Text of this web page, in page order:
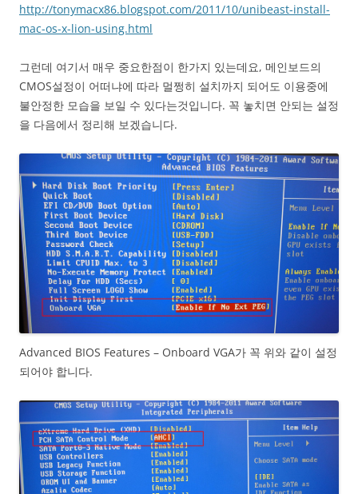
http://tonymacx86.blogspot.com/2011/10/unibeast-install-
mac-os-x-lion-using.html
그런데 여기서 매우 중요한점이 한가지 있는데요, 메인보드의
CMOS설정이 어떠냐에 따라 멀쩡히 설치까지 되어도 이용중에
불안정한 모습을 보일 수 있다는것입니다. 꼭 놓치면 안되는 설정
을 다음에서 정리해 보겠습니다.
Advanced BIOS Features – Onboard VGA가 꼭 위와 같이 설정
되어야 합니다.